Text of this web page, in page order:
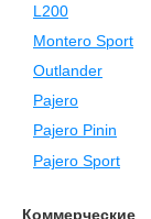
L200
Montero Sport
Outlander
Pajero
Pajero Pinin
Pajero Sport
Коммерческие